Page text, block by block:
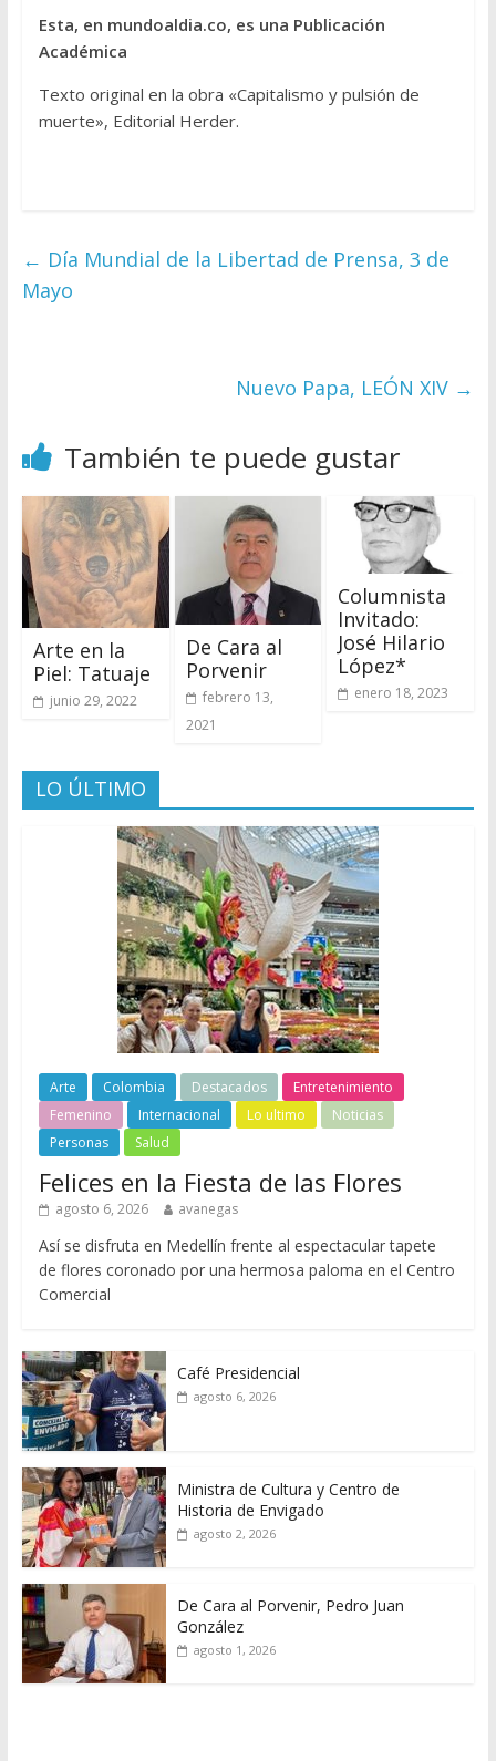
Esta, en mundoaldia.co, es una Publicación
Académica
Texto original en la obra «Capitalismo y pulsión de
muerte», Editorial Herder.
← Día Mundial de la Libertad de Prensa, 3 de
Mayo
Nuevo Papa, LEÓN XIV →
También te puede gustar
Arte en la
Piel: Tatuaje
junio 29, 2022
De Cara al
Porvenir
febrero 13,
2021
Columnista
Invitado:
José Hilario
López*
enero 18, 2023
LO ÚLTIMO
Arte Colombia Destacados
Entretenimiento
Femenino
Internacional Lo ultimo
Noticias
Personas
Salud
Felices en la Fiesta de las Flores
agosto 6, 2026 avanegas
Así se disfruta en Medellín frente al espectacular tapete
de flores coronado por una hermosa paloma en el Centro
Comercial
Café Presidencial
agosto 6, 2026
Ministra de Cultura y Centro de
Historia de Envigado
agosto 2, 2026
De Cara al Porvenir, Pedro Juan
González
agosto 1, 2026